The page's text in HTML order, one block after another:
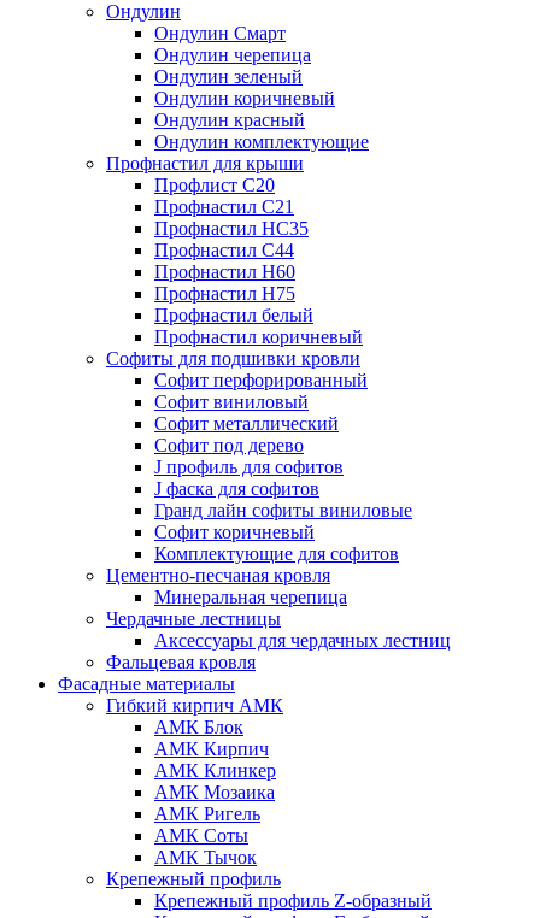
Ондулин
Ондулин Смарт
Ондулин черепица
Ондулин зеленый
Ондулин коричневый
Ондулин красный
Ондулин комплектующие
Профнастил для крыши
Профлист С20
Профнастил С21
Профнастил НС35
Профнастил С44
Профнастил Н60
Профнастил Н75
Профнастил белый
Профнастил коричневый
Софиты для подшивки кровли
Cофит перфорированный
Софит виниловый
Софит металлический
Софит под дерево
J профиль для софитов
J фаска для софитов
Гранд лайн софиты виниловые
Софит коричневый
Комплектующие для софитов
Цементно-песчаная кровля
Минеральная черепица
Чердачные лестницы
Аксессуары для чердачных лестниц
Фальцевая кровля
Фасадные материалы
Гибкий кирпич АМК
АМК Блок
АМК Кирпич
АМК Клинкер
АМК Мозаика
АМК Ригель
АМК Соты
АМК Тычок
Крепежный профиль
Крепежный профиль Z-образный